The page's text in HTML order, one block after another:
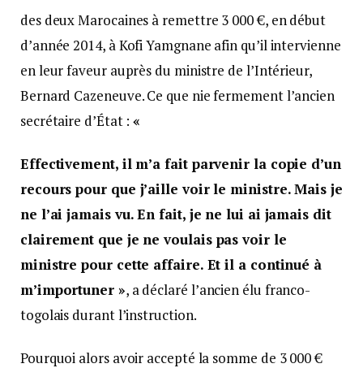
des deux Marocaines à remettre 3 000 €, en début
d’année 2014, à Kofi Yamgnane afin qu’il intervienne
en leur faveur auprès du ministre de l’Intérieur,
Bernard Cazeneuve. Ce que nie fermement l’ancien
secrétaire d’État :«
Effectivement, il m’a fait parvenir la copie d’un
recours pour que j’aille voir le ministre. Mais je
ne l’ai jamais vu. En fait, je ne lui ai jamais dit
clairement que je ne voulais pas voir le
ministre pour cette affaire. Et il a continué à
m’importuner », a déclaré l’ancien élu franco-
togolais durant l’instruction.
Pourquoi alors avoir accepté la somme de 3 000 €